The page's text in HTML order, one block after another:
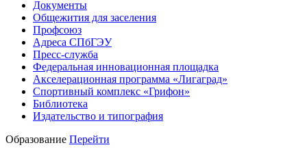
Документы
Общежития для заселения
Профсоюз
Адреса СПбГЭУ
Пресс-служба
Федеральная инновационная площадка
Акселерационная программа «Лигаград»­­
Спортивный комплекс «Грифон»
Библиотека
Издательство и типография
Образование Перейти